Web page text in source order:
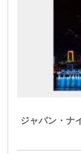
ジャパン・ナ